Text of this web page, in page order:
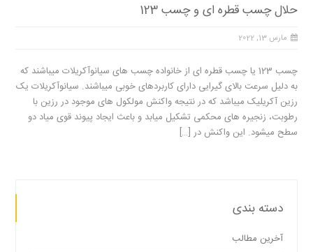
حلال چسب قطره ای و چسب 123
مارس 13, 2022
چسب 123 یا چسب قطره ای از خانواده چسب های سیانوآکریلات میباشند که
به دلیل سرعت بالای گیرایی دارای کاربردهای خوبی میباشند. سیانوآکریلات یک
رزین آکریلیک میباشد که در نتیجه واکنش مولکول های موجود در رزین با
رطوبت، زنجیره های محکمی تشکیل میابد و باعث ایجاد پیوند قوی میاد دو
سطح میشود. این واکنش در […]
دسته بندی
آخرین مطالب